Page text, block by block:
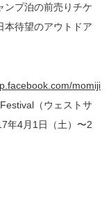
ンプ泊の前売りチケ
本待望のアウトドア
momiji
（ウェストサ
年4月1日（土）〜2